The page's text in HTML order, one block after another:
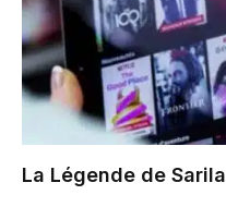
La Légende de Sarila